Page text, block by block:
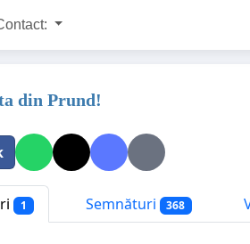
din Prund!
1 Semnături 368